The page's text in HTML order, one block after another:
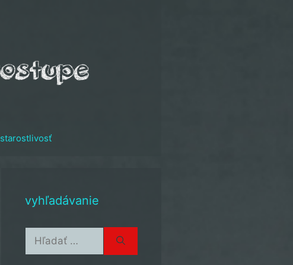
starostlivosť
vyhľadávanie
Hľadať: